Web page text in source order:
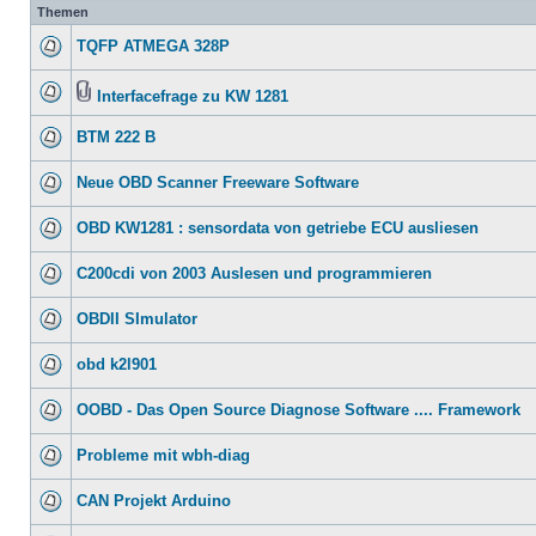
Themen
TQFP ATMEGA 328P
Interfacefrage zu KW 1281
BTM 222 B
Neue OBD Scanner Freeware Software
OBD KW1281 : sensordata von getriebe ECU ausliesen
C200cdi von 2003 Auslesen und programmieren
OBDII SImulator
obd k2l901
OOBD - Das Open Source Diagnose Software .... Framework
Probleme mit wbh-diag
CAN Projekt Arduino